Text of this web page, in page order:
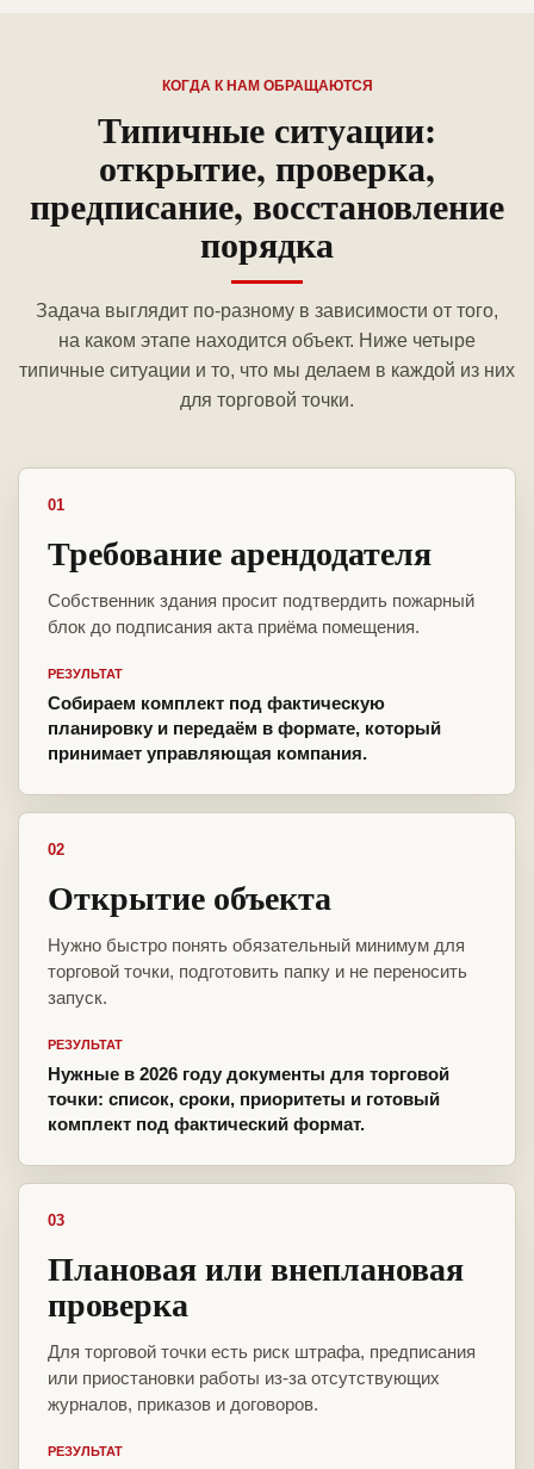
КОГДА К НАМ ОБРАЩАЮТСЯ
Типичные ситуации:
открытие, проверка,
предписание, восстановление
порядка
Задача выглядит по-разному в зависимости от того,
на каком этапе находится объект. Ниже четыре
типичные ситуации и то, что мы делаем в каждой из них
для торговой точки.
01
Требование арендодателя
Собственник здания просит подтвердить пожарный
блок до подписания акта приёма помещения.
РЕЗУЛЬТАТ
Собираем комплект под фактическую
планировку и передаём в формате, который
принимает управляющая компания.
02
Открытие объекта
Нужно быстро понять обязательный минимум для
торговой точки, подготовить папку и не переносить
запуск.
РЕЗУЛЬТАТ
Нужные в 2026 году документы для торговой
точки: список, сроки, приоритеты и готовый
комплект под фактический формат.
03
Плановая или внеплановая
проверка
Для торговой точки есть риск штрафа, предписания
или приостановки работы из-за отсутствующих
журналов, приказов и договоров.
РЕЗУЛЬТАТ